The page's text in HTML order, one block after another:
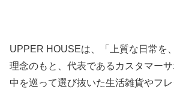
UPPER HOUSEは、「上質な日常を
理念のもと、代表であるカスタマー
中を巡って選び抜いた生活雑貨やフ